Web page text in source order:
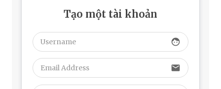
Tạo một tài khoản
face
email